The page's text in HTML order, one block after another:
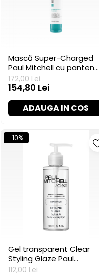
Mască Super-Charged
Paul Mitchell cu pantenol,
150 ml
172,00 Lei
154,80 Lei
ADAUGA IN COS
-10%
Gel transparent Clear
Styling Glaze Paul
Mitchell, 150 ml
112,00 Lei